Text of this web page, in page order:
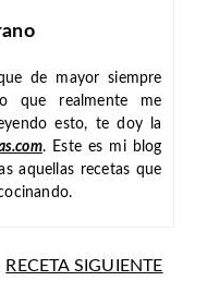
de mayor siempre
que realmente me
esto, te doy la
. Este es mi blog
aquellas recetas que
RECETA SIGUIENTE